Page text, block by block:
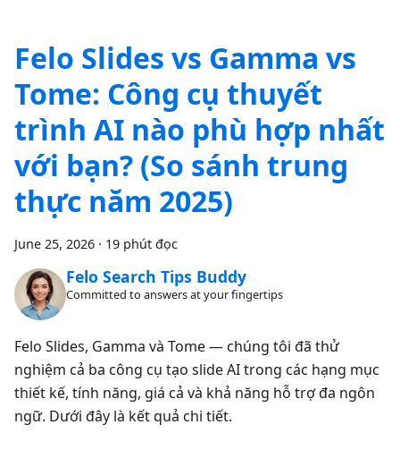
Felo Slides vs Gamma vs
Tome: Công cụ thuyết
trình AI nào phù hợp nhất
với bạn? (So sánh trung
thực năm 2025)
June 25, 2026 · 19 phút đọc
Felo Search Tips Buddy
Committed to answers at your fingertips
Felo Slides, Gamma và Tome — chúng tôi đã thử
nghiệm cả ba công cụ tạo slide AI trong các hạng mục
thiết kế, tính năng, giá cả và khả năng hỗ trợ đa ngôn
ngữ. Dưới đây là kết quả chi tiết.